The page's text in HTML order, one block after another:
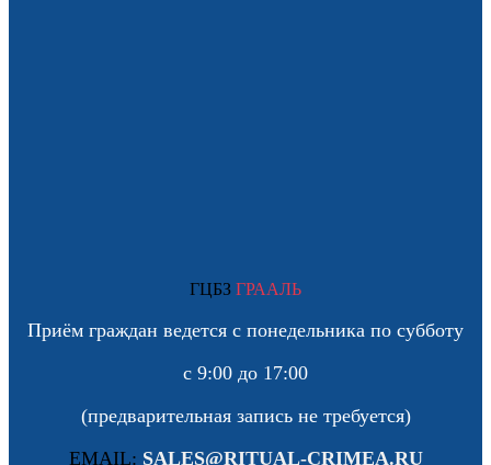
ГЦБЗ ГРААЛЬ
Приём граждан ведется с понедельника по субботу
с 9:00 до 17:00
(предварительная запись не требуется)
EMAIL: SALES@RITUAL-CRIMEA.RU